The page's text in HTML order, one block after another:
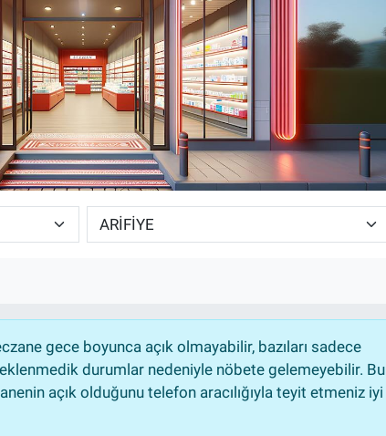
gece boyunca açık olmayabilir, bazıları sadece
durumlar nedeniyle nöbete gelemeyebilir. Bu
açık olduğunu telefon aracılığıyla teyit etmeniz iyi